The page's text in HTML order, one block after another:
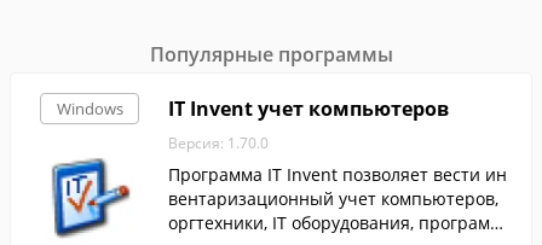
Популярные программы
Windows IT Invent учет компьютеров
Версия: 1.70.0
Программа IT Invent позволяет вести ин
вентаризационный учет компьютеров,
оргтехники, IT оборудования, программ